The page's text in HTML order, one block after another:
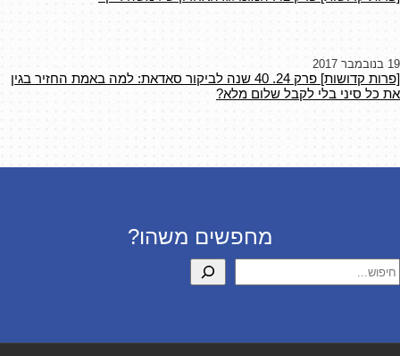
19 בנובמבר 2017
[פרות קדושות] פרק 24. 40 שנה לביקור סאדאת: למה באמת החזיר בגין
את כל סיני בלי לקבל שלום מלא?
מחפשים משהו?
חיפוש